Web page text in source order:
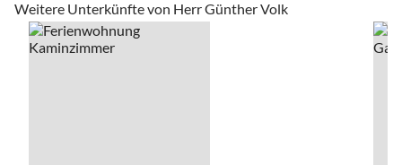
Weitere Unterkünfte von Herr Günther Volk